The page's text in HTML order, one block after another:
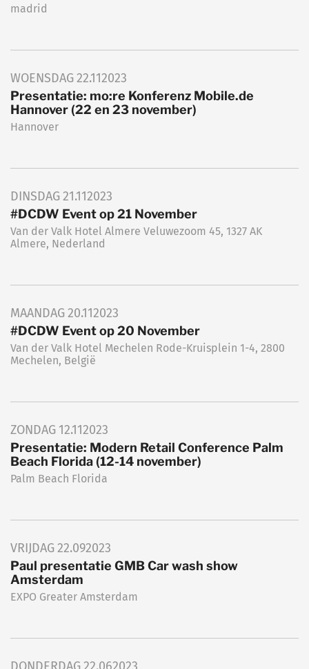
madrid
WOENSDAG22.112023
Presentatie: mo:re Konferenz Mobile.de
Hannover (22 en 23 november)
Hannover
DINSDAG21.112023
#DCDW Event op 21 November
Van der Valk Hotel Almere Veluwezoom 45, 1327 AK
Almere, Nederland
MAANDAG20.112023
#DCDW Event op 20 November
Van der Valk Hotel Mechelen Rode-Kruisplein 1-4, 2800
Mechelen, België
ZONDAG 12.112023
Presentatie: Modern Retail Conference Palm
Beach Florida (12-14 november)
Palm Beach Florida
VRIJDAG22.092023
Paul presentatie GMB Car wash show
Amsterdam
EXPO Greater Amsterdam